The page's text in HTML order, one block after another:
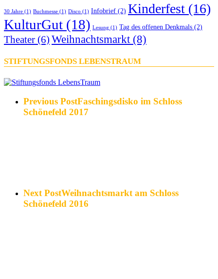
30 Jahre (1) Buchmesse (1) Disco (1) Infobrief (2) Kinderfest (16)
KulturGut (18) Lesung (1) Tag des offenen Denkmals (2)
Theater (6) Weihnachtsmarkt (8)
STIFTUNGSFONDS LEBENSTRAUM
Previous PostFaschingsdisko im Schloss
Schönefeld 2017
Next PostWeihnachtsmarkt am Schloss
Schönefeld 2016